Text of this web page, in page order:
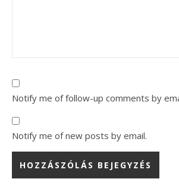
Notify me of follow-up comments by
Notify me of new posts by email.